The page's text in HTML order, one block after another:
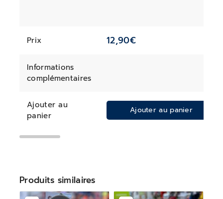
Prix 12,90€
Informations
complémentaires
Ajouter au
panier
Ajouter au panier
Produits similaires